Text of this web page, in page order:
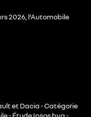
2026, l’Automobile
et Dacia - Catégorie
- Étude Ipsos bva -